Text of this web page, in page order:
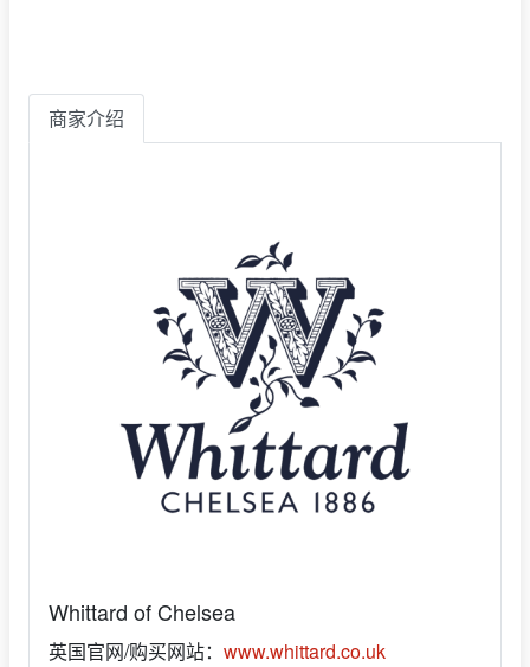
商家介绍
Whittard of Chelsea
英国官网/购买网站： www.whittard.co.uk